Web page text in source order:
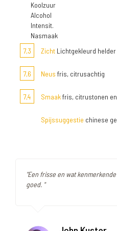
Koolzuur
Alcohol
Intensit.
Nasmaak
7,3
Zicht Lichtgekleurd
7,6 Neus fris, citrusachtig
7,4 Smaakfris, citrustonen
Spijssuggestie chinese
"Een frisse en wat
goed. "